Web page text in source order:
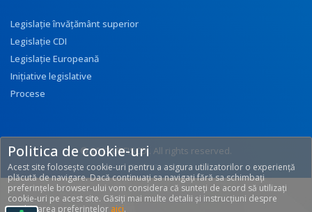
Legislație învățământ superior
Legislație CDI
Legislație Europeană
Inițiative legislative
Procese
© 2017 UEFISCDI. All rights reserved.
[T: 0.197, O: 92]
Politica de cookie-uri
Acest site folosește cookie-uri pentru a asigura utilizatorilor o experiență
plăcută de navigare. Dacă continuați sa navigați fără sa schimbați
preferințele browser-ului vom considera că sunteți de acord să utilizați
cookie-uri pe acest site. Găsiți mai multe detalii și instrucțiuni despre
modificarea preferințelor aici.